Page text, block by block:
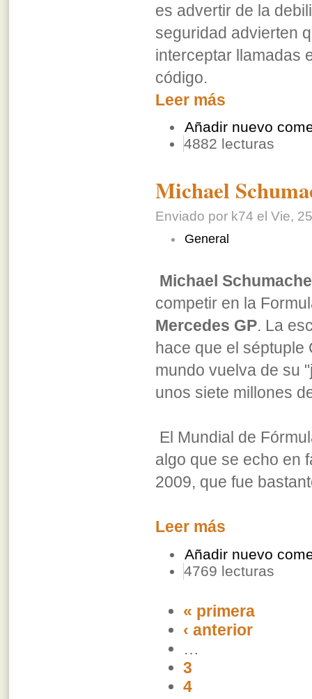
es advertir de la
seguridad advierten
interceptar llamadas
código.
Leer más
Añadir nuevo
4882 lecturas
Michael
Enviado por k74 el Vie,
General
Michael
competir en la
Mercedes GP. La
hace que el séptuple
mundo vuelva de su
unos siete millones
El Mundial de
algo que se echo en
2009, que fue
Leer más
Añadir nuevo
4769 lecturas
« primera
‹ anterior
…
3
4